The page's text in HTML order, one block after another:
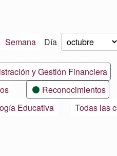
Semana Día Mes
Día
Año
y Gestión Financiera
Reconocimientos
Educativa
Todas las